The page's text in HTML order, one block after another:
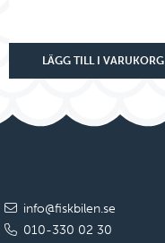
LÄGG TILL I VARUKORG
info@fiskbilen.se
010-330 02 30